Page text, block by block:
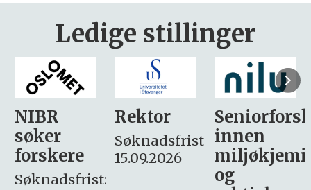
Ledige stillinger
Rektor
Søknadsfrist:
15.09.2026
Seniorforsker
innen
miljøkjemi
søker
– fast